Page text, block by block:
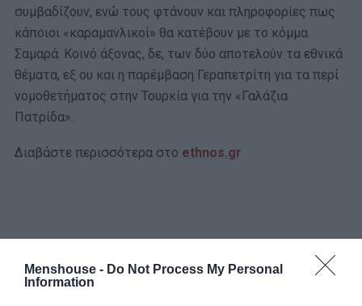
Menshouse - Do Not Process My Personal
Information
συμβαδίζουν, ενώ τους φτάνουν και πληροφορίες πως
κάποιοι «καραμανλικοί» θα κατέβουν με το κόμμα
Σαμαρά. Κοινό άξονας, δε, των δύο αποτελούν τα εθνικά
θέματα, εξ ου και η παρέμβαση Γεραπετρίτη για τα περί
νομοθετήματος στην Τουρκία για την «Γαλάζια
Πατρίδα».
Διαβάστε περισσότερα στο ethnos.gr